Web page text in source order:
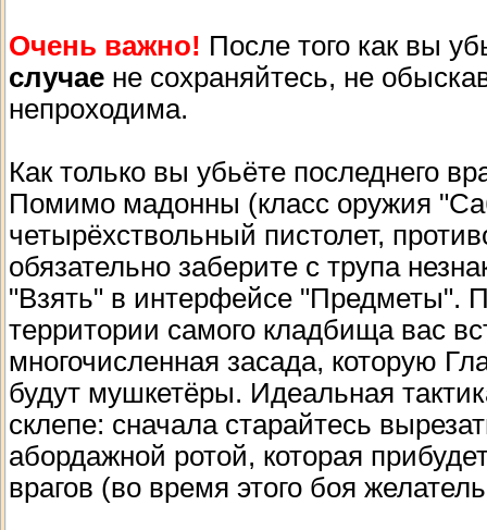
Очень важно! После того как вы
случае не сохраняйтесь, не
непроходима.
Как только вы убьёте последнего
Помимо мадонны (класс оружия
четырёхствольный пистолет,
обязательно заберите с трупа
"Взять" в интерфейсе "Предметы".
территории самого кладбища вас
многочисленная засада, которую
будут мушкетёры. Идеальная
склепе: сначала старайтесь
абордажной ротой, которая
врагов (во время этого боя